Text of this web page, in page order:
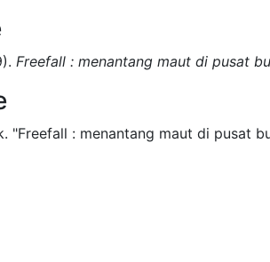
Freefall : menantang maut di pusat
"Freefall : menantang maut di pusat